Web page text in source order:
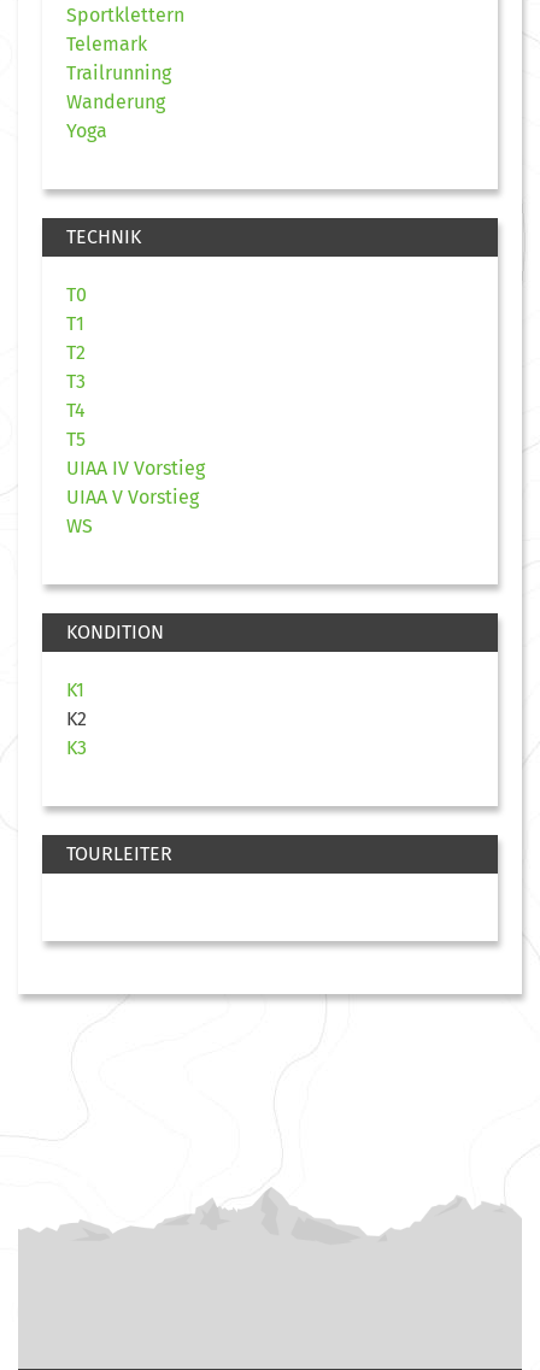
Sportklettern
Telemark
Trailrunning
Wanderung
Yoga
TECHNIK
T0
T1
T2
T3
T4
T5
UIAA IV Vorstieg
UIAA V Vorstieg
WS
KONDITION
K1
K2
K3
TOURLEITER